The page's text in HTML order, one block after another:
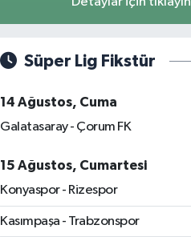
Süper Lig Fikstür
14 Ağustos, Cuma
Galatasaray - Çorum FK
15 Ağustos, Cumartesi
Konyaspor - Rizespor
Kasımpaşa - Trabzonspor